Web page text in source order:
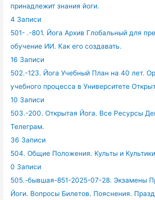
принадлежит знания йоги.
4 Записи
501- .-801. Йога Архив Глобальный для
обучение ИИ. Как его создавать.
16 Записи
502.-123. Йога Учебный План на 40 лет.
учебного процесса в Университете
10 Записи
503.-200. Открытая Йога. Все Ресурсы
Телеграм.
36 Записи
504. Общие Положения. Культы и
0 Записи
505.-бывшая-851-2025-07-28. Экзамены
Йоги. Вопросы Билетов. Пояснения.